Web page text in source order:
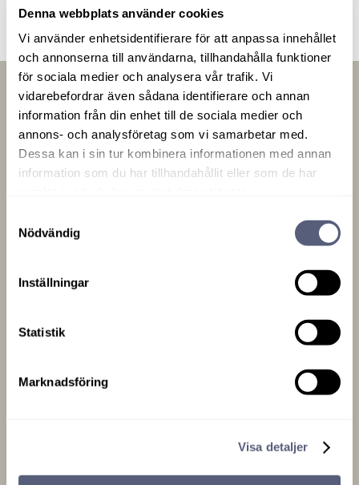
Denna webbplats använder cookies
Vi använder enhetsidentifierare för att anpassa innehållet
och annonserna till användarna, tillhandahålla funktioner
för sociala medier och analysera vår trafik. Vi
vidarebefordrar även sådana identifierare och annan
information från din enhet till de sociala medier och
annons- och analysföretag som vi samarbetar med.
Dessa kan i sin tur kombinera informationen med annan
information som du har tillhandahållit eller som de har
Nödvändig
Inställningar
Statistik
Marknadsföring
Visa detaljer
Med tillverkning mitt i Möbelriket, på
är vår vilja och drivkraft att med stor